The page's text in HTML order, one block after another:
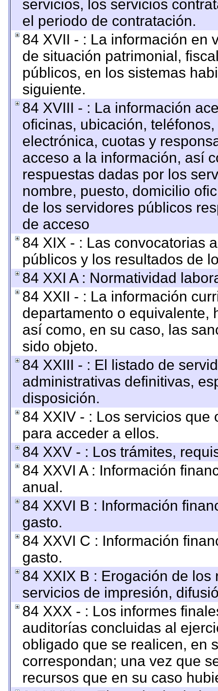
servicios, los servicios
el periodo de contratación.
84 XVII - : La información en
de situación patrimonial,
públicos, en los sistemas
siguiente.
84 XVIII - : La información
oficinas, ubicación,
electrónica, cuotas y
acceso a la información, así
respuestas dadas por los
nombre, puesto, domicilio
de los servidores públicos
de acceso
84 XIX - : Las convocatorias
públicos y los resultados de
84 XXI A : Normatividad
84 XXII - : La información
departamento o equivalente,
así como, en su caso, las
sido objeto.
84 XXIII - : El listado de
administrativas definitivas,
disposición.
84 XXIV - : Los servicios
para acceder a ellos.
84 XXV - : Los trámites,
84 XXVI A : Información
anual.
84 XXVI B : Información
gasto.
84 XXVI C : Información
gasto.
84 XXIX B : Erogación de
servicios de impresión,
84 XXX - : Los informes
auditorías concluidas al
obligado que se realicen, en
correspondan; una vez que
recursos que en su caso